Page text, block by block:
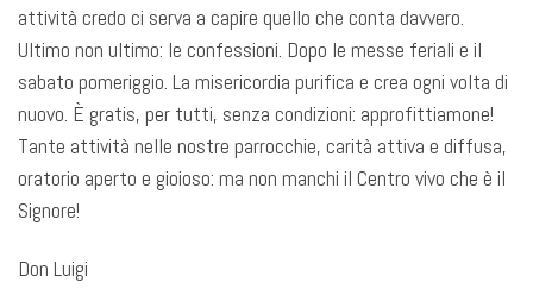
attività credo ci serva a capire quello che conta davvero.
Ultimo non ultimo: le confessioni. Dopo le messe feriali e il
sabato pomeriggio. La misericordia purifica e crea ogni volta di
nuovo. È gratis, per tutti, senza condizioni: approfittiamone!
Tante attività nelle nostre parrocchie, carità attiva e diffusa,
oratorio aperto e gioioso: ma non manchi il Centro vivo che è il
Signore!
Don Luigi